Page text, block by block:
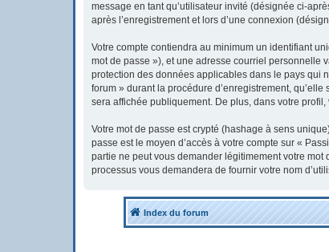
message en tant qu’utilisateur invité (désignée ci-
après l’enregistrement et lors d’une connexion
Votre compte contiendra au minimum un identifiant
mot de passe »), et une adresse courriel personnelle
protection des données applicables dans le pays qui
forum » durant la procédure d’enregistrement,
sera affichée publiquement. De plus, dans votre
Votre mot de passe est crypté (hashage à sens
passe est le moyen d’accès à votre compte sur «
partie ne peut vous demander légitimement votre
processus vous demandera de fournir votre nom
Index du forum